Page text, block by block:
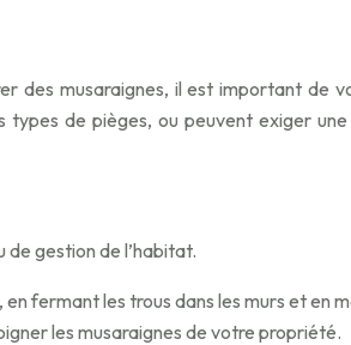
des musaraignes, il est important de
types de pièges, ou peuvent exiger
de gestion de l’habitat.
fermant les trous dans les murs et en
les musaraignes de votre propriété.